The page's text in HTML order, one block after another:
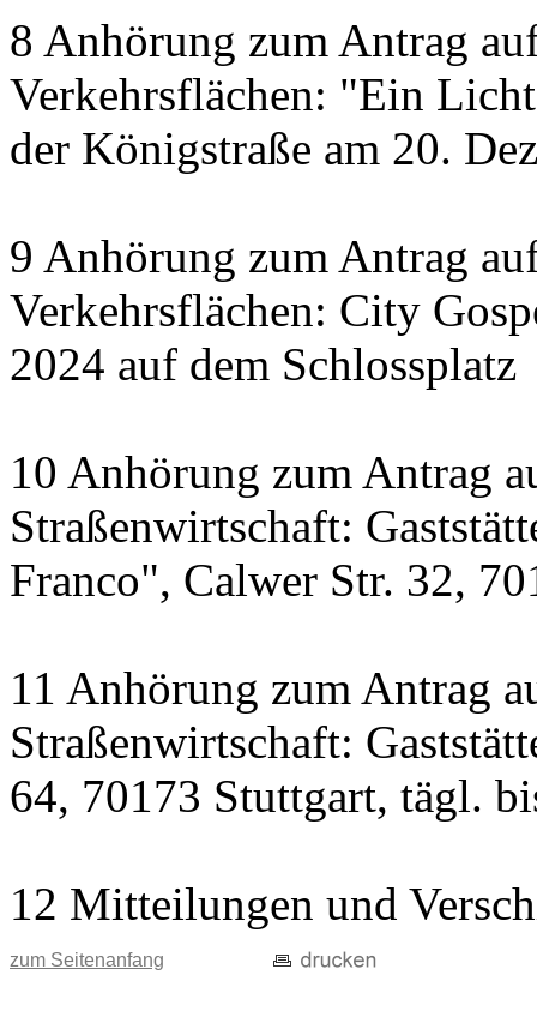
8 Anhörung zum Antrag
Verkehrsflächen: "Ein
der Königstraße am 20.
9 Anhörung zum Antrag
Verkehrsflächen: City
2024 auf dem Schlossplatz
10 Anhörung zum Antrag
Straßenwirtschaft:
Franco", Calwer Str. 32,
11 Anhörung zum Antrag
Straßenwirtschaft:
64, 70173 Stuttgart, tägl.
12 Mitteilungen und
zum Seitenanfang